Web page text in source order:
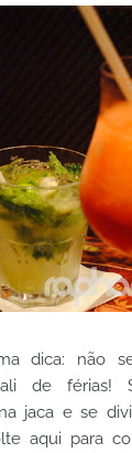
dica: não
de férias!
jaca e se
aqui para